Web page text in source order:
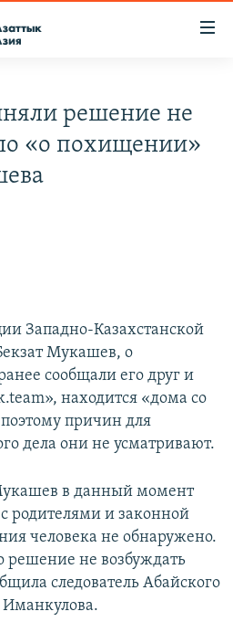
решение не
«о похищении»
Западно-Казахстанской
Мукашев, о
сообщали его друг и
находится «дома со
причин для
дела они не усматривают.
в данный момент
родителями и законной
человека не обнаружено.
решение не возбуждать
следователь Абайского